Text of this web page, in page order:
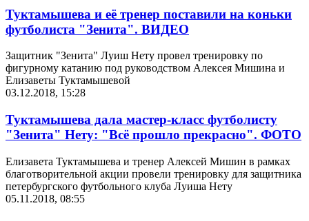
Туктамышева и её тренер поставили на коньки
футболиста "Зенита". ВИДЕО
Защитник "Зенита" Луиш Нету провел тренировку по
фигурному катанию под руководством Алексея Мишина и
Елизаветы Туктамышевой
03.12.2018, 15:28
Туктамышева дала мастер-класс футболисту
"Зенита" Нету: "Всё прошло прекрасно". ФОТО
Елизавета Туктамышева и тренер Алексей Мишин в рамках
благотворительной акции провели тренировку для защитника
петербургского футбольного клуба Луиша Нету
05.11.2018, 08:55